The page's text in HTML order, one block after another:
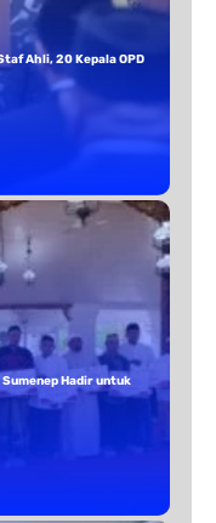
Ahli, 20 Kepala OPD
Sumenep Hadir untuk